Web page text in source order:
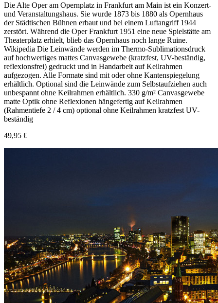
Die Alte Oper am Opernplatz in Frankfurt am Main ist ein Konzert-
und Veranstaltungshaus. Sie wurde 1873 bis 1880 als Opernhaus
der Städtischen Bühnen erbaut und bei einem Luftangriff 1944
zerstört. Während die Oper Frankfurt 1951 eine neue Spielstätte am
Theaterplatz erhielt, blieb das Opernhaus noch lange Ruine.
Wikipedia Die Leinwände werden im Thermo-Sublimationsdruck
auf hochwertiges mattes Canvasgewebe (kratzfest, UV-beständig,
reflexionsfrei) gedruckt und in Handarbeit auf Keilrahmen
aufgezogen. Alle Formate sind mit oder ohne Kantenspiegelung
erhältlich. Optional sind die Leinwände zum Selbstaufziehen auch
unbespannt ohne Keilrahmen erhältlich. 330 g/m² Canvasgewebe
matte Optik ohne Reflexionen hängefertig auf Keilrahmen
(Rahmentiefe 2 / 4 cm) optional ohne Keilrahmen kratzfest UV-
beständig
49,95 €